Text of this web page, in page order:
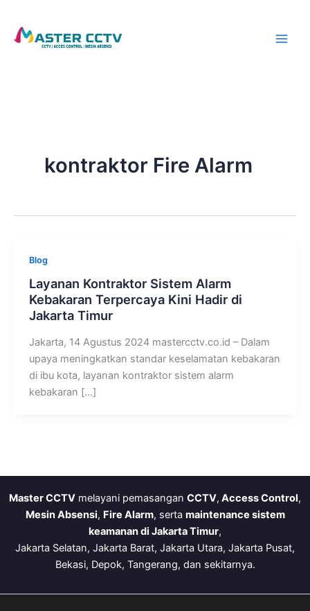
content
kontraktor Fire Alarm
Blog
Layanan Kontraktor Sistem Alarm
Kebakaran Terpercaya Kini Hadir di
Jakarta Timur
Jakarta, 14 Agustus 2024 mastercctv.co.id – Dalam
upaya meningkatkan standar keselamatan kebakaran
di ibu kota, layanan kontraktor sistem alarm
kebakaran […]
Master CCTV melayani pemasangan CCTV, Access Control,
Mesin Absensi, Fire Alarm, serta maintenance sistem
keamanan di Jakarta Timur,
Jakarta Selatan, Jakarta Barat, Jakarta Utara, Jakarta Pusat,
Bekasi, Depok, Tangerang, dan sekitarnya.